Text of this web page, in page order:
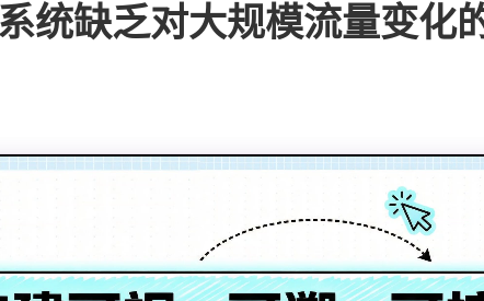
统缺乏对大规模流量变化